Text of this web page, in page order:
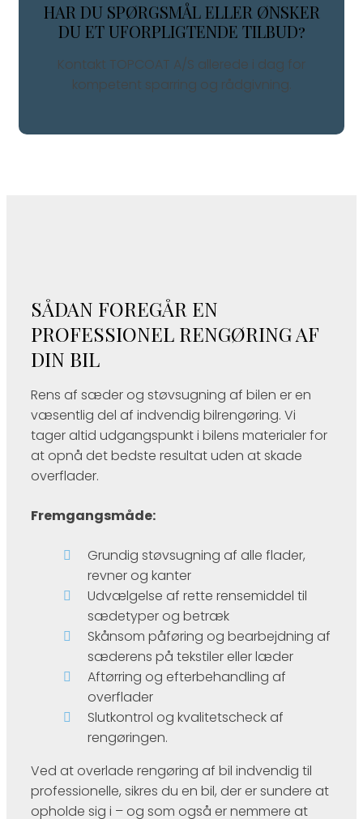
HAR DU SPØRGSMÅL ELLER ØNSKER
DU ET UFORPLIGTENDE TILBUD?
Kontakt TOPCOAT A/S allerede i dag for
kompetent sparring og rådgivning.
SÅDAN FOREGÅR EN
PROFESSIONEL RENGØRING AF
DIN BIL
Rens af sæder og støvsugning af bilen er en
væsentlig del af indvendig bilrengøring. Vi
tager altid udgangspunkt i bilens materialer for
at opnå det bedste resultat uden at skade
overflader.
Fremgangsmåde:
Grundig støvsugning af alle flader,
revner og kanter
Udvælgelse af rette rensemiddel til
sædetyper og betræk
Skånsom påføring og bearbejdning af
sæderens på tekstiler eller læder
Aftørring og efterbehandling af
overflader
Slutkontrol og kvalitetscheck af
rengøringen.
Ved at overlade rengøring af bil indvendig til
professionelle, sikres du en bil, der er sundere at
opholde sig i – og som også er nemmere at